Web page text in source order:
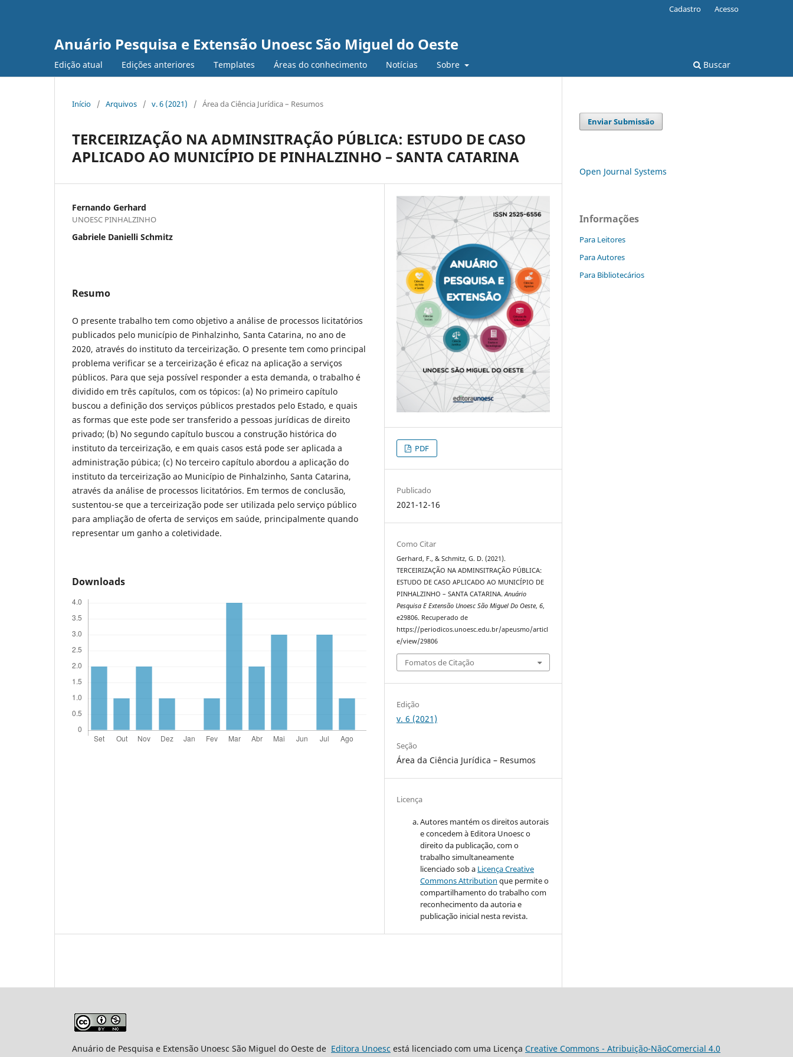
Anuário Pesquisa e Extensão Unoesc São Miguel do Oeste
Edição atual Edições anteriores Templates Áreas do conhecimento Notícias Sobre Buscar
Cadastro Acesso
Início / Arquivos / v. 6 (2021) / Área da Ciência Jurídica – Resumos
TERCEIRIZAÇÃO NA ADMINSITRAÇÃO PÚBLICA: ESTUDO DE CASO
APLICADO AO MUNICÍPIO DE PINHALZINHO – SANTA CATARINA
Fernando Gerhard
UNOESC PINHALZINHO
Gabriele Danielli Schmitz
Resumo
O presente trabalho tem como objetivo a análise de processos licitatórios
publicados pelo município de Pinhalzinho, Santa Catarina, no ano de
2020, através do instituto da terceirização. O presente tem como principal
problema verificar se a terceirização é eficaz na aplicação a serviços
públicos. Para que seja possível responder a esta demanda, o trabalho é
dividido em três capítulos, com os tópicos: (a) No primeiro capítulo
buscou a definição dos serviços públicos prestados pelo Estado, e quais
as formas que este pode ser transferido a pessoas jurídicas de direito
privado; (b) No segundo capítulo buscou a construção histórica do
instituto da terceirização, e em quais casos está pode ser aplicada a
administração púbica; (c) No terceiro capítulo abordou a aplicação do
instituto da terceirização ao Município de Pinhalzinho, Santa Catarina,
através da análise de processos licitatórios. Em termos de conclusão,
sustentou-se que a terceirização pode ser utilizada pelo serviço público
para ampliação de oferta de serviços em saúde, principalmente quando
representar um ganho a coletividade.
Downloads
PDF
Publicado
2021-12-16
Como Citar
Gerhard, F., & Schmitz, G. D. (2021).
TERCEIRIZAÇÃO NA ADMINSITRAÇÃO PÚBLICA:
ESTUDO DE CASO APLICADO AO MUNICÍPIO DE
PINHALZINHO – SANTA CATARINA.Anuário
Pesquisa E Extensão Unoesc São Miguel Do Oeste,6,
e29806. Recuperado de
https://periodicos.unoesc.edu.br/apeusmo/articl
e/view/29806
Fomatos de Citação
Edição
v. 6 (2021)
Seção
Área da Ciência Jurídica – Resumos
Licença
Autores mantém os direitos autorais
e concedem à Editora Unoesc o
direito da publicação, com o
trabalho simultaneamente
licenciado sob a Licença Creative
Commons Attribution que permite o
compartilhamento do trabalho com
reconhecimento da autoria e
publicação inicial nesta revista.
Enviar Submissão
Open Journal Systems
Informações
Para Leitores
Para Autores
Para Bibliotecários
Anuário de Pesquisa e Extensão Unoesc São Miguel do Oeste de Editora Unoesc está licenciado com uma Licença Creative Commons - Atribuição-NãoComercial 4.0